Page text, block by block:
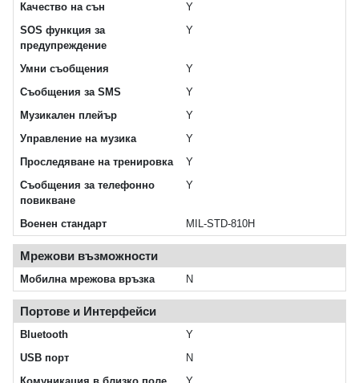
Качество на сън
Y
SOS функция за
предупреждение
Y
Умни съобщения
Y
Съобщения за SMS
Y
Музикален плейър
Y
Управление на музика
Y
Проследяване на тренировка
Y
Съобщения за телефонно
повикване
Y
Военен стандарт MIL-STD-810H
Мрежови възможности
Мобилна мрежова връзка N
Портове и Интерфейси
Bluetooth
Y
USB порт
N